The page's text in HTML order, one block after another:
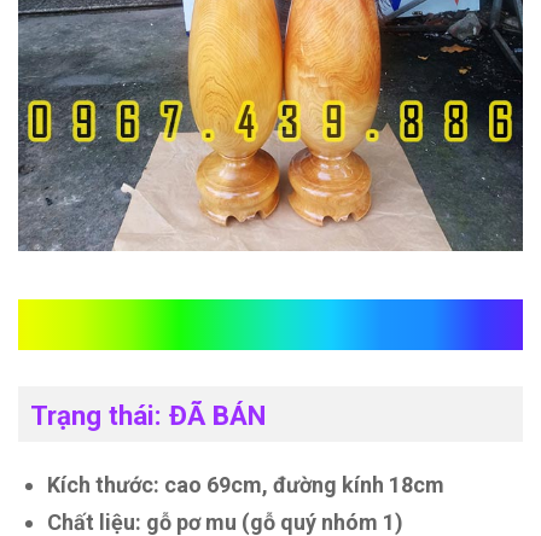
Trạng thái: ĐÃ BÁN
Kích thước: cao 69cm, đường kính 18cm
Chất liệu: gỗ pơ mu (gỗ quý nhóm 1)